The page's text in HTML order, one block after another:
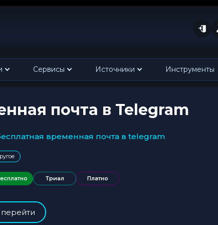
Сервисы Источники Инструменты
почта в Telegram
временная почта в telegram
Триал Платно
перейти